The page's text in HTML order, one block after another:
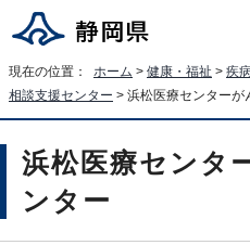
現在の位置： ホーム > 健康・福祉 > 疾
相談支援センター > 浜松医療センターが
浜松医療センタ
ンター